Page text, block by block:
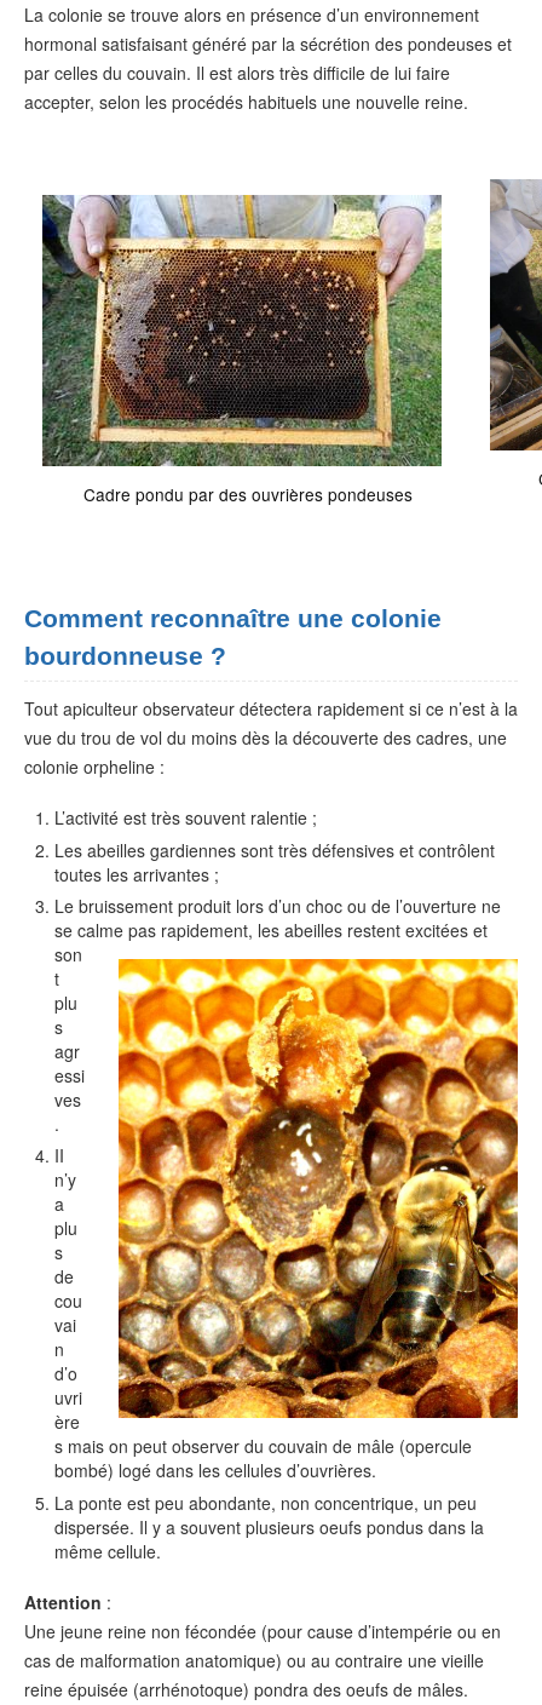
La colonie se trouve alors en présence d’un environnement
hormonal satisfaisant généré par la sécrétion des pondeuses et
par celles du couvain. Il est alors très difficile de lui faire
accepter, selon les procédés habituels une nouvelle reine.
Cadre pondu par des ouvrières pondeuses
Comment reconnaître une colonie
bourdonneuse ?
Tout apiculteur observateur détectera rapidement si ce n’est à la
vue du trou de vol du moins dès la découverte des cadres, une
colonie orpheline :
L’activité est très souvent ralentie ;
Les abeilles gardiennes sont très défensives et contrôlent
toutes les arrivantes ;
Le bruissement produit lors d’un choc ou de l’ouverture ne
se calme pas rapidement, les abeilles restent excitées et
son
t
plu
s
agr
essi
ves
.
II
n’y
a
plu
s
de
cou
vai
n
d’o
uvri
ère
s mais on peut observer du couvain de mâle (opercule
bombé) logé dans les cellules d’ouvrières.
La ponte est peu abondante, non concentrique, un peu
dispersée. Il y a souvent plusieurs oeufs pondus dans la
même cellule.
Attention :
Une jeune reine non fécondée (pour cause d’intempérie ou en
cas de malformation anatomique) ou au contraire une vieille
reine épuisée (arrhénotoque) pondra des oeufs de mâles.